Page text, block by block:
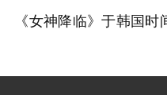
《女神降临》于韩国